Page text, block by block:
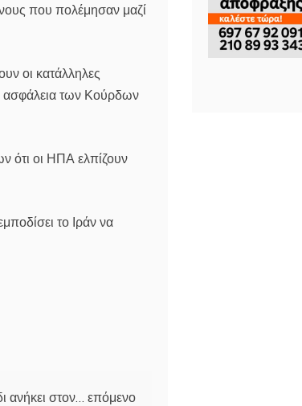
που πολέμησαν μαζί
οι κατάλληλες
των Κούρδων
ότι οι ΗΠΑ ελπίζουν
το Ιράν να
ανήκει στον… επόμενο